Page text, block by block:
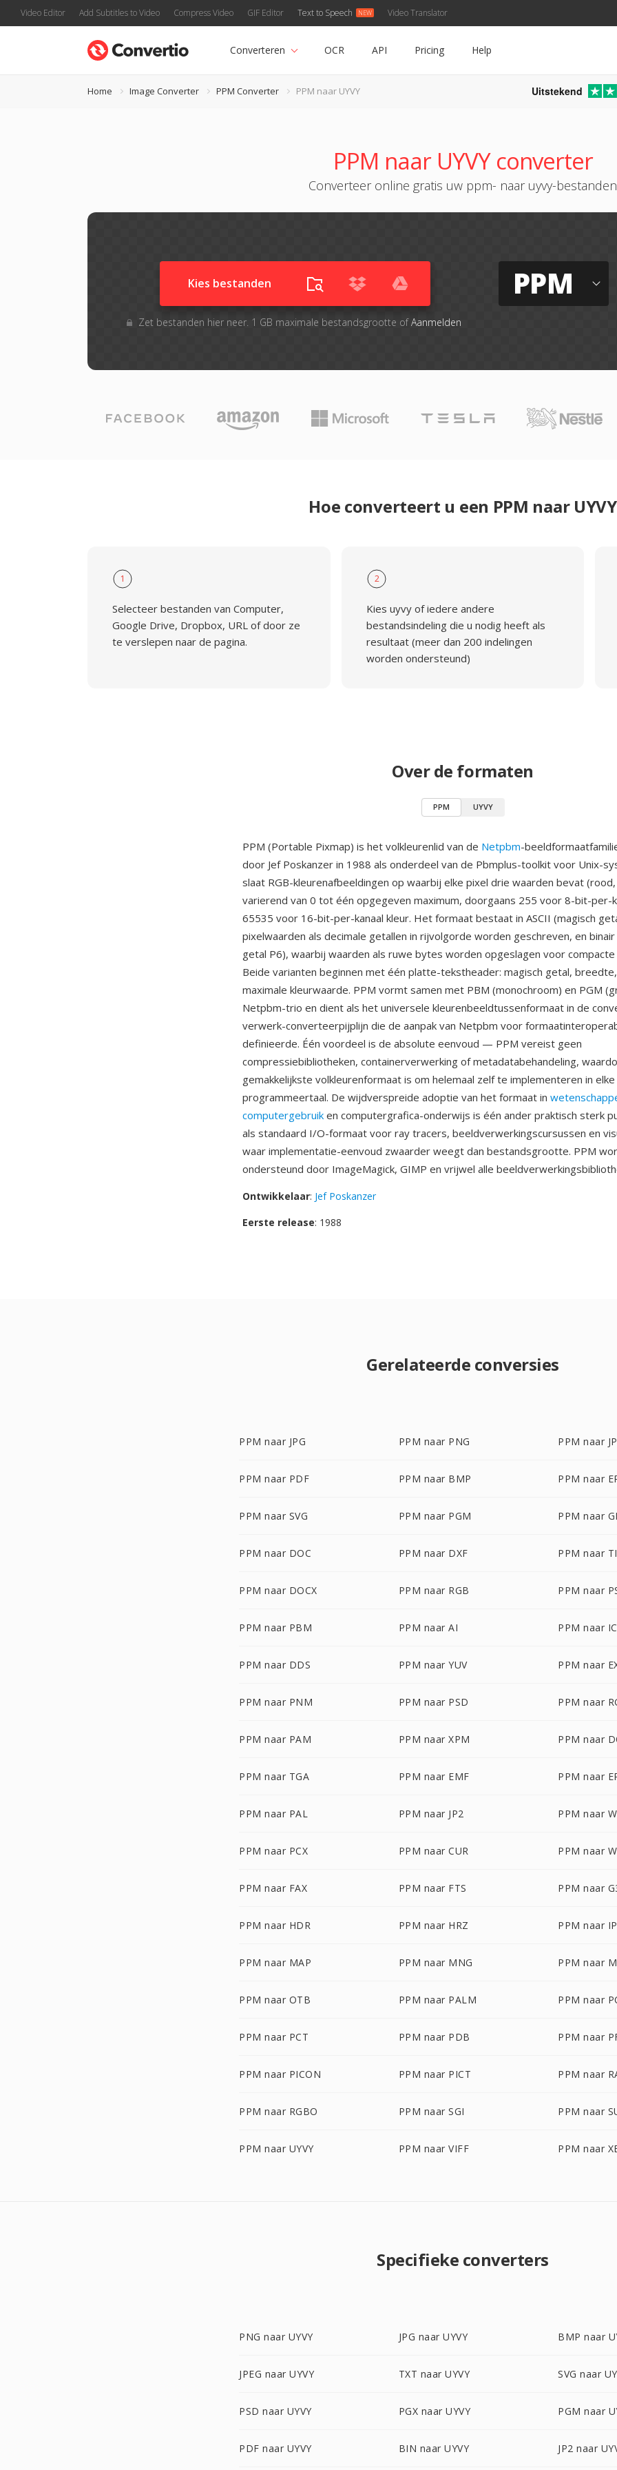
Video Editor Add Subtitles to Video Compress Video GIF Editor Text to Speech Video Translator
Converteren OCR API Pricing Help
Home Image Converter PPM Converter PPM naar UYVY Uitstekend
PPM naar UYVY converter
Converteer online gratis uw ppm- naar uyvy-bestanden
Kies bestanden
Zet bestanden hier neer. 1 GB maximale bestandsgrootte ofAanmelden
PPM
Hoe converteert u een PPM naar UYVY
1
Selecteer bestanden van Computer,
Google Drive, Dropbox, URL of door ze
te verslepen naar de pagina.
2
Kies uyvy of iedere andere
bestandsindeling die u nodig heeft als
resultaat (meer dan 200 indelingen
worden ondersteund)
Over de formaten
PPM UYVY
PPM (Portable Pixmap) is het volkleurenlid van de Netpbm-
door Jef Poskanzer in 1988 als onderdeel van de Pbmplus-toolkit voor Unix-
slaat RGB-kleurenafbeeldingen op waarbij elke pixel drie waarden bevat
varierend van 0 tot één opgegeven maximum, doorgaans 255 voor 8-bit-per-
65535 voor 16-bit-per-kanaal kleur. Het formaat bestaat in ASCII (magisch
pixelwaarden als decimale getallen in rijvolgorde worden geschreven, en binair
getal P6), waarbij waarden als ruwe bytes worden opgeslagen voor
Beide varianten beginnen met één platte-tekstheader: magisch getal,
maximale kleurwaarde. PPM vormt samen met PBM (monochroom) en PGM
Netpbm-trio en dient als het universele kleurenbeeldtussenformaat in de
verwerk-converteerpijplijn die de aanpak van Netpbm voor
definieerde. Één voordeel is de absolute eenvoud — PPM vereist geen
compressiebibliotheken, containerverwerking of metadatabehandeling,
gemakkelijkste volkleurenformaat is om helemaal zelf te implementeren in elke
programmeertaal. De wijdverspreide adoptie van het formaat in
computergebruik en computergrafica-onderwijs is één ander praktisch sterk
als standaard I/O-formaat voor ray tracers, beeldverwerkingscursussen en
waar implementatie-eenvoud zwaarder weegt dan bestandsgrootte. PPM
ondersteund door ImageMagick, GIMP en vrijwel alle
Ontwikkelaar: Jef Poskanzer
Eerste release: 1988
Gerelateerde conversies
PPM naar JPG PPM naar PNG PPM naar
PPM naar PDF PPM naar BMP PPM naar
PPM naar SVG PPM naar PGM PPM naar
PPM naar DOC PPM naar DXF PPM naar
PPM naar DOCX PPM naar RGB PPM naar
PPM naar PBM PPM naar AI PPM naar
PPM naar DDS PPM naar YUV PPM naar
PPM naar PNM PPM naar PSD PPM naar
PPM naar PAM PPM naar XPM PPM naar
PPM naar TGA PPM naar EMF PPM naar
PPM naar PAL PPM naar JP2 PPM naar
PPM naar PCX PPM naar CUR PPM naar
PPM naar FAX PPM naar FTS PPM naar
PPM naar HDR PPM naar HRZ PPM naar
PPM naar MAP PPM naar MNG PPM naar
PPM naar OTB PPM naar PALM PPM naar
PPM naar PCT PPM naar PDB PPM naar
PPM naar PICON PPM naar PICT PPM naar
PPM naar RGBO PPM naar SGI PPM naar
PPM naar UYVY PPM naar VIFF PPM naar
Specifieke converters
PNG naar UYVY JPG naar UYVY BMP naar
JPEG naar UYVY TXT naar UYVY SVG naar
PSD naar UYVY PGX naar UYVY PGM naar
PDF naar UYVY BIN naar UYVY JP2 naar